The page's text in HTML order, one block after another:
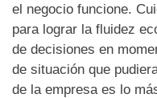
el negocio funcione.
para lograr la fluidez
de decisiones en
de situación que
de la empresa es lo